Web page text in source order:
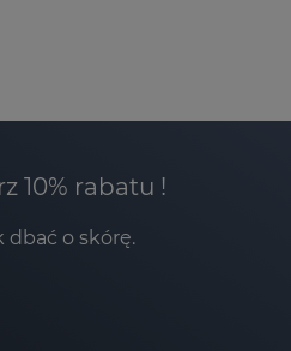
10% rabatu !
dbać o skórę.